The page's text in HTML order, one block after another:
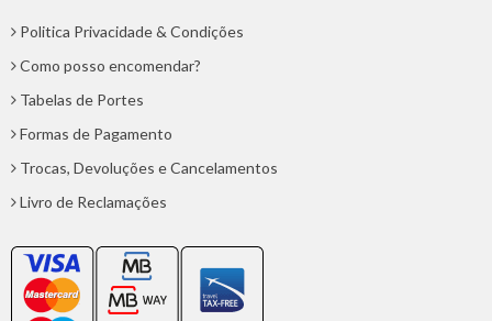
Politica Privacidade & Condições
Como posso encomendar?
Tabelas de Portes
Formas de Pagamento
Trocas, Devoluções e Cancelamentos
Livro de Reclamações